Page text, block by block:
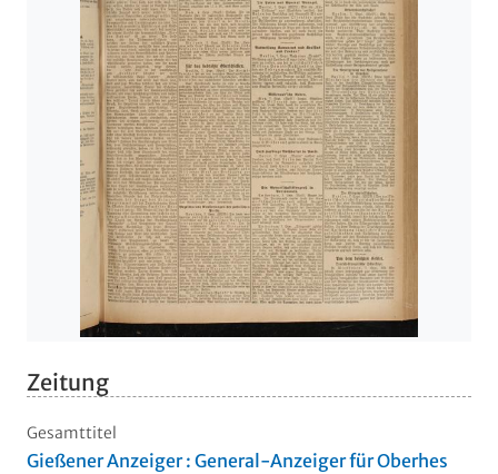
Zeitung
Gesamttitel
Gießener Anzeiger : General-Anzeiger für Oberhes